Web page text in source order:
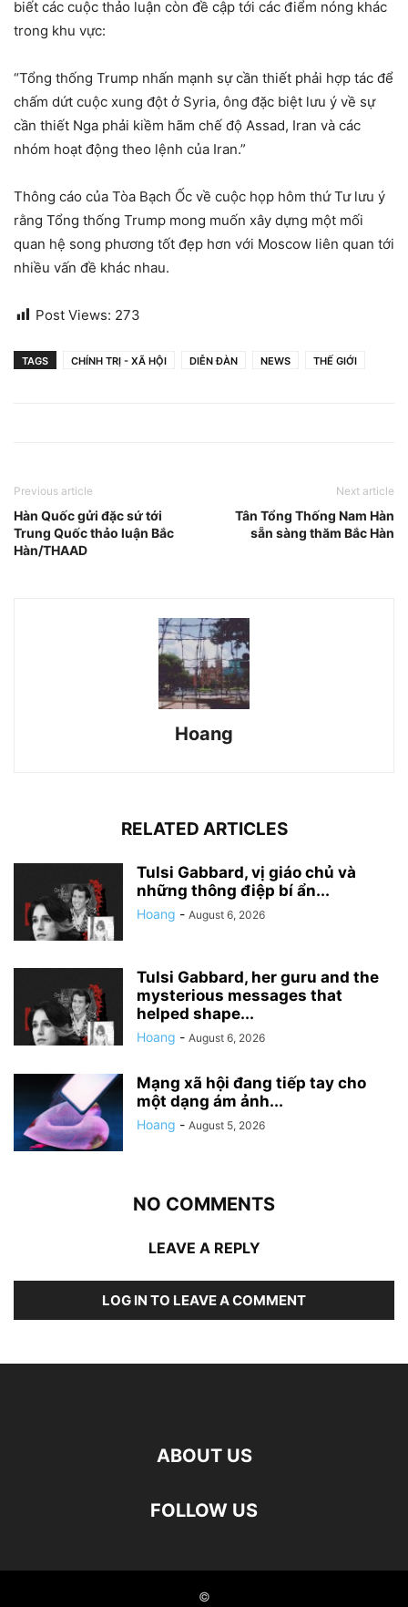
biết các cuộc thảo luận còn đề cập tới các điểm nóng khác
trong khu vực:
“Tổng thống Trump nhấn mạnh sự cần thiết phải hợp tác để
chấm dứt cuộc xung đột ở Syria, ông đặc biệt lưu ý về sự
cần thiết Nga phải kiềm hãm chế độ Assad, Iran và các
nhóm hoạt động theo lệnh của Iran.”
Thông cáo của Tòa Bạch Ốc về cuộc họp hôm thứ Tư lưu ý
rằng Tổng thống Trump mong muốn xây dựng một mối
quan hệ song phương tốt đẹp hơn với Moscow liên quan tới
nhiều vấn đề khác nhau.
Post Views: 273
TAGS CHÍNH TRỊ - XÃ HỘI DIỄN ĐÀN NEWS THẾ GIỚI
Previous article
Hàn Quốc gửi đặc sứ tới
Trung Quốc thảo luận Bắc
Hàn/THAAD
Next article
Tân Tổng Thống Nam Hàn
sẵn sàng thăm Bắc Hàn
Hoang
RELATED ARTICLES
Tulsi Gabbard, vị giáo chủ và
những thông điệp bí ẩn...
Hoang - August 6, 2026
Tulsi Gabbard, her guru and the
mysterious messages that
helped shape...
Hoang - August 6, 2026
Mạng xã hội đang tiếp tay cho
một dạng ám ảnh...
Hoang - August 5, 2026
NO COMMENTS
LEAVE A REPLY
LOG IN TO LEAVE A COMMENT
ABOUT US
FOLLOW US
©